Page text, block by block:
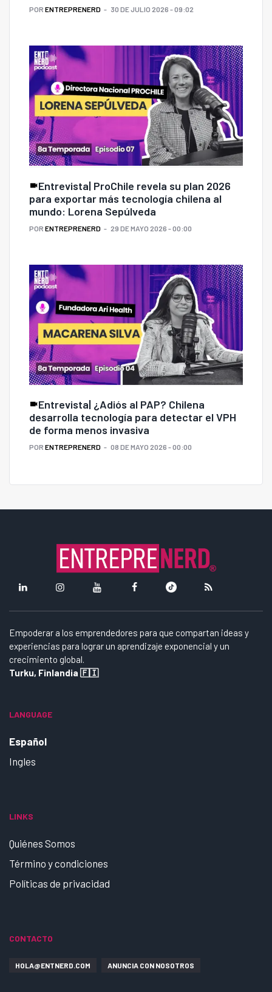
POR ENTREPRENERD 30 DE JULIO 2026 - 09:02
Entrevista| ProChile revela su plan 2026
para exportar más tecnología chilena al
mundo: Lorena Sepúlveda
POR ENTREPRENERD 29 DE MAYO 2026 - 00:00
Entrevista| ¿Adiós al PAP? Chilena
desarrolla tecnología para detectar el VPH
de forma menos invasiva
POR ENTREPRENERD 08 DE MAYO 2026 - 00:00
Empoderar a los emprendedores para que compartan ideas y
experiencias para lograr un aprendizaje exponencial y un
crecimiento global.
Turku, Finlandia 🇫🇮
LANGUAGE
Español
Ingles
LINKS
Quiénes Somos
Término y condiciones
Políticas de privacidad
CONTACTO
HOLA@ENTNERD.COM ANUNCIA CON NOSOTROS